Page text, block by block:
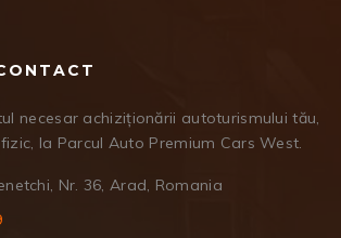
necesar achiziționării autoturismului tău,
la Parcul Auto Premium Cars West.
Nr. 36, Arad, Romania